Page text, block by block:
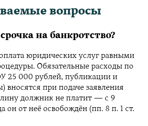
вопросы
на банкротство?
юридических услуг равными
Обязательные расходы по
25 000 рублей, публикации и
вносятся при подаче заявления
должник не платит — с 9
он от неё освобождён (пп. 8 п. 1 ст.